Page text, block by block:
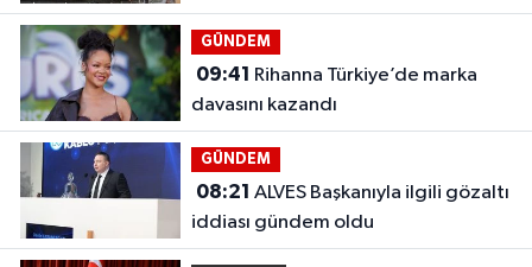
iddiası
GÜNDEM
09:41
davasını kazandı
GÜNDEM
08:21
iddiası gündem oldu